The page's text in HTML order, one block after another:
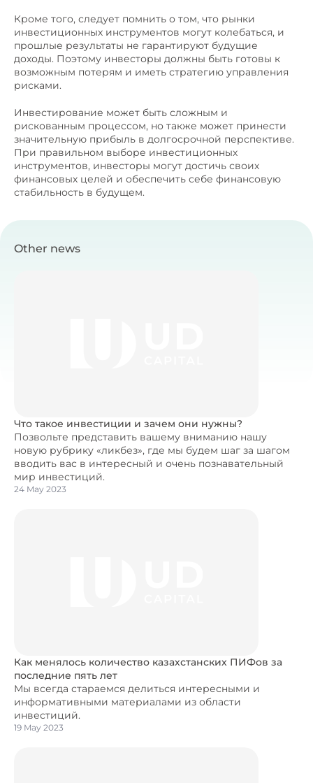
Кроме того, следует помнить о том, что рынки
инвестиционных инструментов могут колебаться, и
прошлые результаты не гарантируют будущие
доходы. Поэтому инвесторы должны быть готовы к
возможным потерям и иметь стратегию управления
рисками.
Инвестирование может быть сложным и
рискованным процессом, но также может принести
значительную прибыль в долгосрочной перспективе.
При правильном выборе инвестиционных
инструментов, инвесторы могут достичь своих
финансовых целей и обеспечить себе финансовую
стабильность в будущем.
Other news
Что такое инвестиции и зачем они нужны?
Позвольте представить вашему вниманию нашу
новую рубрику «ликбез», где мы будем шаг за шагом
вводить вас в интересный и очень познавательный
мир инвестиций.
24 May 2023
Как менялось количество казахстанских ПИФов за
последние пять лет
Мы всегда стараемся делиться интересными и
информативными материалами из области
инвестиций.
19 May 2023